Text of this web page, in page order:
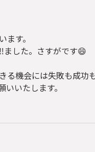
す。
ました。さすがです😄
る機会には失敗も成功
いたします。